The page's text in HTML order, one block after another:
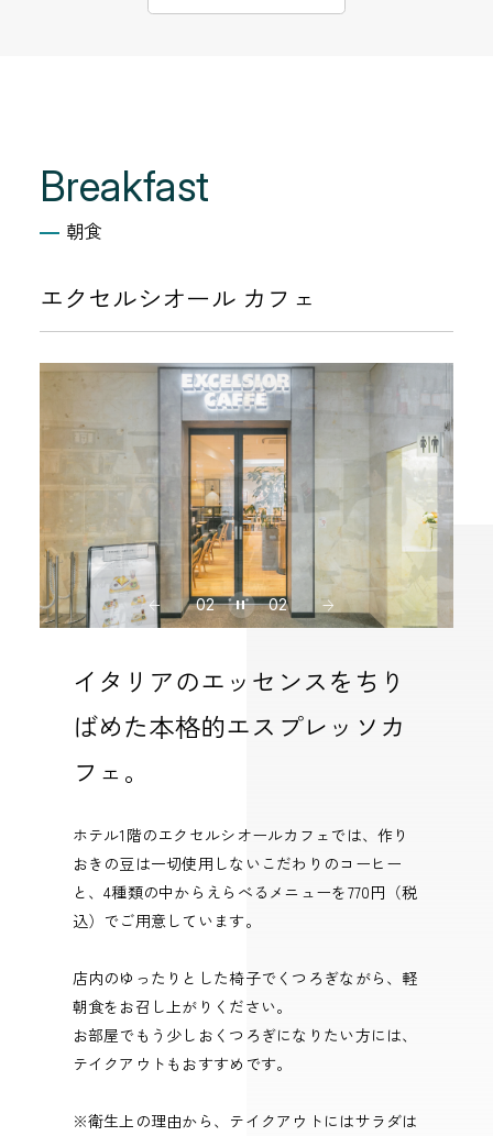
Breakfast
朝食
エクセルシオール カフェ
02 02
イタリアのエッセンスをちり
ばめた本格的エスプレッソカ
フェ。
ホテル1階のエクセルシオールカフェでは、作り
おきの豆は一切使用しないこだわりのコーヒー
と、4種類の中からえらべるメニューを770円（税
込）でご用意しています。
店内のゆったりとした椅子でくつろぎながら、軽
朝食をお召し上がりください。
お部屋でもう少しおくつろぎになりたい方には、
テイクアウトもおすすめです。
※衛生上の理由から、テイクアウトにはサラダは